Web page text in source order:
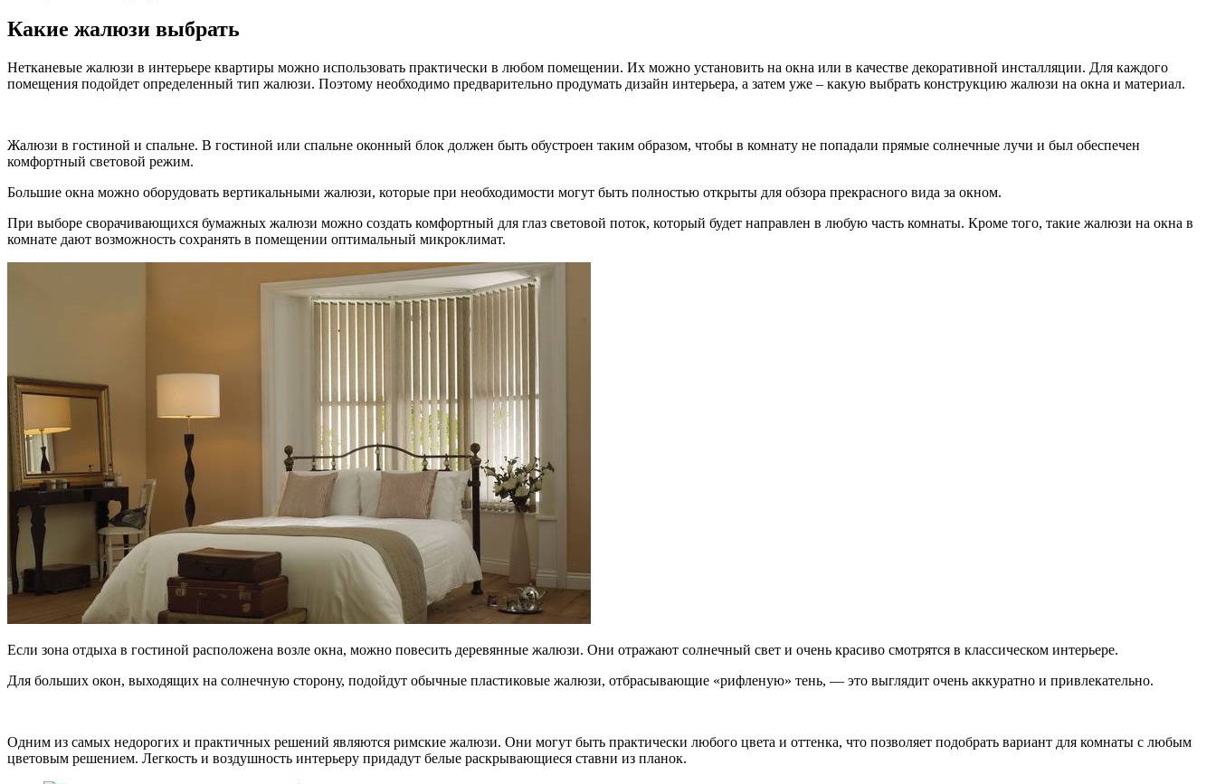
Какие жалюзи выбрать
Нетканевые жалюзи в интерьере квартиры можно использовать практически в любом помещении. Их можно установить на окна или в качестве декоративной инсталляции. Для каждого
помещения подойдет определенный тип жалюзи. Поэтому необходимо предварительно продумать дизайн интерьера, а затем уже – какую выбрать конструкцию жалюзи на окна и материал.
Жалюзи в гостиной и спальне. В гостиной или спальне оконный блок должен быть обустроен таким образом, чтобы в комнату не попадали прямые солнечные лучи и был обеспечен
комфортный световой режим.
Большие окна можно оборудовать вертикальными жалюзи, которые при необходимости могут быть полностью открыты для обзора прекрасного вида за окном.
При выборе сворачивающихся бумажных жалюзи можно создать комфортный для глаз световой поток, который будет направлен в любую часть комнаты. Кроме того, такие жалюзи на окна в
комнате дают возможность сохранять в помещении оптимальный микроклимат.
Если зона отдыха в гостиной расположена возле окна, можно повесить деревянные жалюзи. Они отражают солнечный свет и очень красиво смотрятся в классическом интерьере.
Для больших окон, выходящих на солнечную сторону, подойдут обычные пластиковые жалюзи, отбрасывающие «рифленую» тень, — это выглядит очень аккуратно и привлекательно.
Одним из самых недорогих и практичных решений являются римские жалюзи. Они могут быть практически любого цвета и оттенка, что позволяет подобрать вариант для комнаты с любым
цветовым решением. Легкость и воздушность интерьеру придадут белые раскрывающиеся ставни из планок.